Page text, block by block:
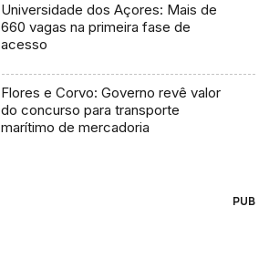
Universidade dos Açores: Mais de
660 vagas na primeira fase de
acesso
Flores e Corvo: Governo revê valor
do concurso para transporte
marítimo de mercadoria
PUB